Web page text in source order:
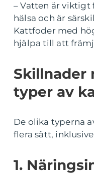
– Vatten är
hälsa och är
Kattfoder med
hjälpa till att
Skillnader
typer av
De olika typerna
flera sätt,
1.